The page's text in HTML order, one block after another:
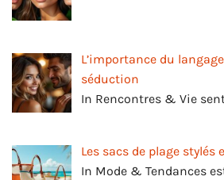
L’importance du
séduction
In Rencontres & Vie
Les sacs de plage stylés
In Mode & Tendances